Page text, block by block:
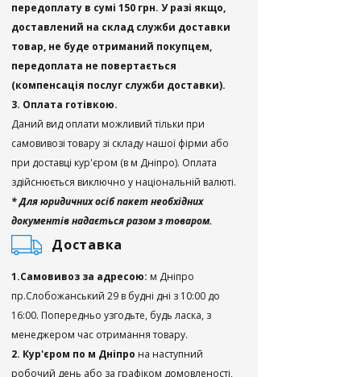
передоплату в сумі 150 грн. У разі якщо,
доставлений на склад служби доставки
товар, не буде отриманий покупцем,
передоплата не повертається
(компенсація послуг служби доставки).
3. Оплата готівкою.
Даний вид оплати можливий тільки при
самовивозі товару зі складу нашої фірми або
при доставці кур'єром (в м Дніпро). Оплата
здійснюється виключно у національній валюті.
* Для юридичних осіб пакет необхідних
документів надається разом з товаром.
Доставка
1.Самовивоз за адресою: м Дніпро
пр.Слобожанський 29 в будні дні з 10:00 до
16:00. Попередньо узгодьте, будь ласка, з
менеджером час отримання товару.
2. Кур'єром по м Дніпро на наступний
робочий день або за графіком домовленості,